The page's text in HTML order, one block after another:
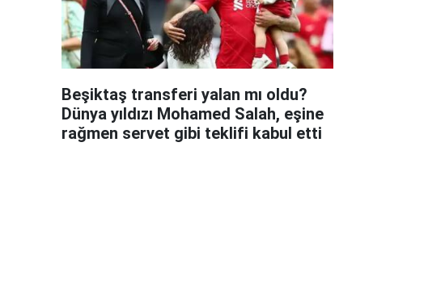
Beşiktaş transferi yalan mı oldu?
Dünya yıldızı Mohamed Salah, eşine
rağmen servet gibi teklifi kabul etti